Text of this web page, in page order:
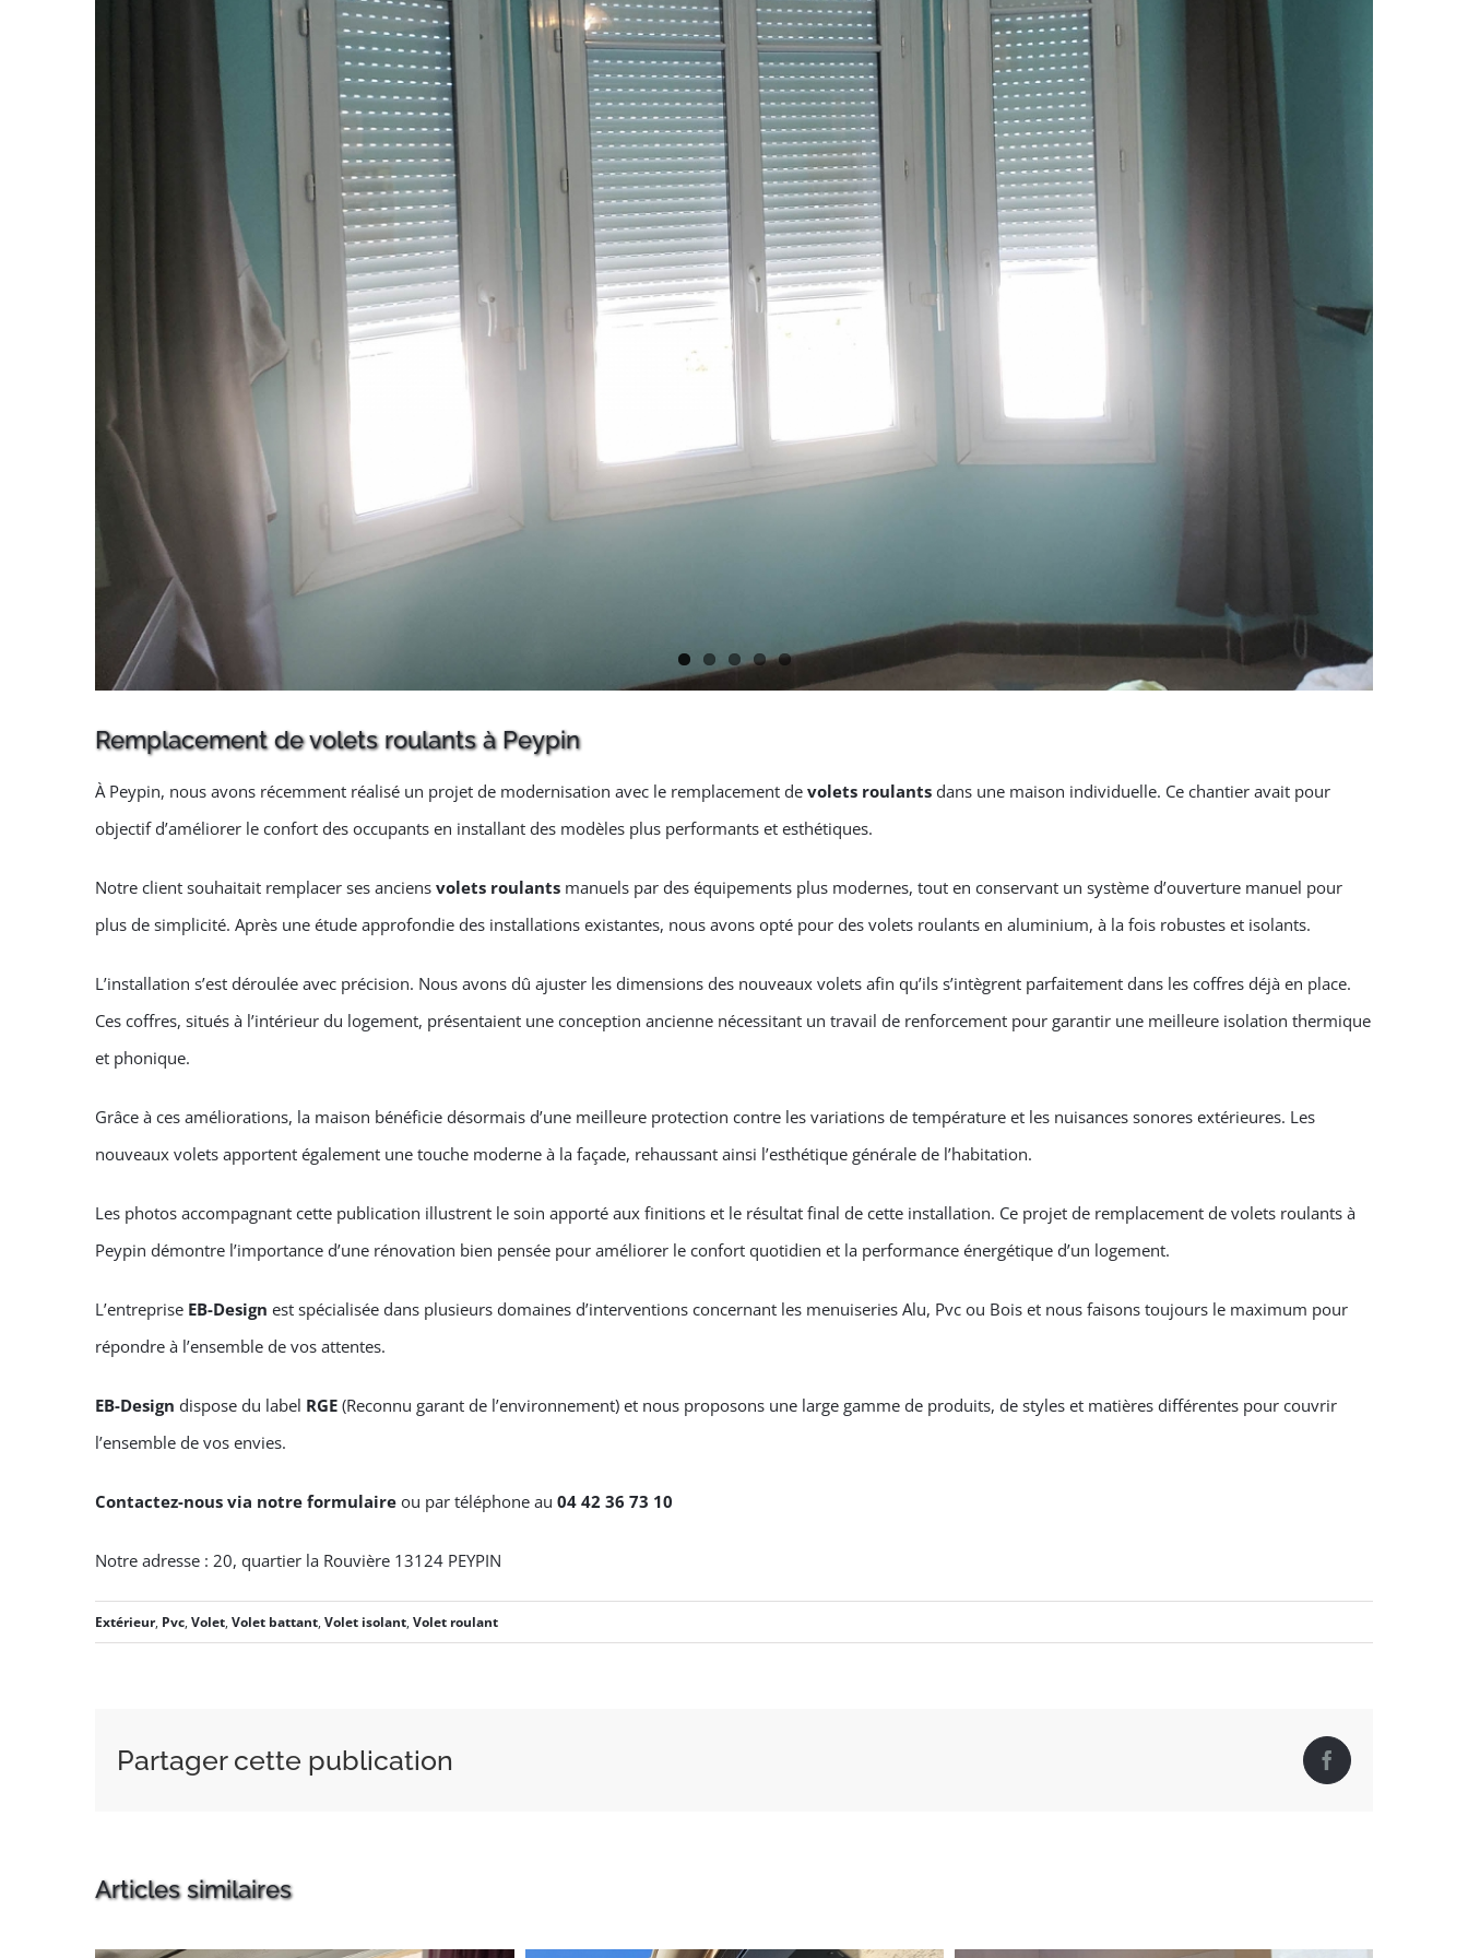
Remplacement de volets roulants à Peypin
À Peypin, nous avons récemment réalisé un projet de modernisation avec le remplacement de volets roulants dans une maison individuelle. Ce chantier avait pour
objectif d’améliorer le confort des occupants en installant des modèles plus performants et esthétiques.
Notre client souhaitait remplacer ses anciens volets roulants manuels par des équipements plus modernes, tout en conservant un système d’ouverture manuel pour
plus de simplicité. Après une étude approfondie des installations existantes, nous avons opté pour des volets roulants en aluminium, à la fois robustes et isolants.
L’installation s’est déroulée avec précision. Nous avons dû ajuster les dimensions des nouveaux volets afin qu’ils s’intègrent parfaitement dans les coffres déjà en place.
Ces coffres, situés à l’intérieur du logement, présentaient une conception ancienne nécessitant un travail de renforcement pour garantir une meilleure isolation thermique
et phonique.
Grâce à ces améliorations, la maison bénéficie désormais d’une meilleure protection contre les variations de température et les nuisances sonores extérieures. Les
nouveaux volets apportent également une touche moderne à la façade, rehaussant ainsi l’esthétique générale de l’habitation.
Les photos accompagnant cette publication illustrent le soin apporté aux finitions et le résultat final de cette installation. Ce projet de remplacement de volets roulants à
Peypin démontre l’importance d’une rénovation bien pensée pour améliorer le confort quotidien et la performance énergétique d’un logement.
L’entreprise EB-Design est spécialisée dans plusieurs domaines d’interventions concernant les menuiseries Alu, Pvc ou Bois et nous faisons toujours le maximum pour
répondre à l’ensemble de vos attentes.
EB-Design dispose du label RGE (Reconnu garant de l’environnement) et nous proposons une large gamme de produits, de styles et matières différentes pour couvrir
l’ensemble de vos envies.
Contactez-nous via notre formulaire ou par téléphone au 04 42 36 73 10
Notre adresse : 20, quartier la Rouvière 13124 PEYPIN
Extérieur, Pvc, Volet, Volet battant, Volet isolant, Volet roulant
Partager cette publication Facebook
Articles similaires